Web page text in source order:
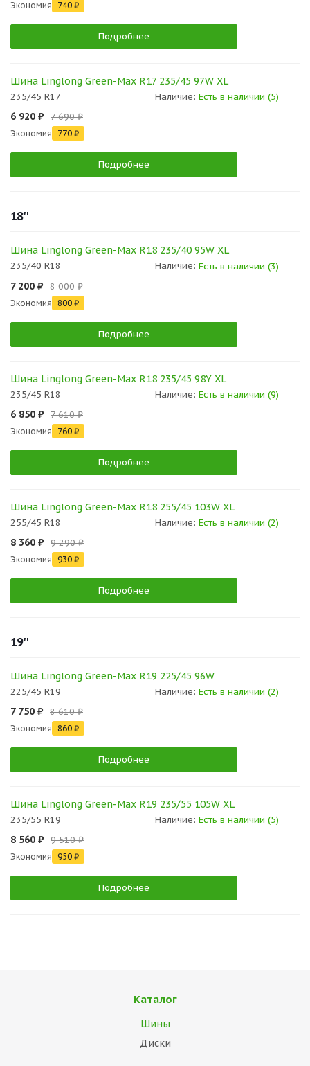
Экономия 740 ₽
Подробнее
Шина Linglong Green-Max R17 235/45 97W XL
235/45 R17 Наличие: Есть в наличии (5)
6 920 ₽ 7 690 ₽
Экономия 770 ₽
Подробнее
18''
Шина Linglong Green-Max R18 235/40 95W XL
235/40 R18 Наличие: Есть в наличии (3)
7 200 ₽ 8 000 ₽
Экономия 800 ₽
Подробнее
Шина Linglong Green-Max R18 235/45 98Y XL
235/45 R18 Наличие: Есть в наличии (9)
6 850 ₽ 7 610 ₽
Экономия 760 ₽
Подробнее
Шина Linglong Green-Max R18 255/45 103W XL
255/45 R18 Наличие: Есть в наличии (2)
8 360 ₽ 9 290 ₽
Экономия 930 ₽
Подробнее
19''
Шина Linglong Green-Max R19 225/45 96W
225/45 R19 Наличие: Есть в наличии (2)
7 750 ₽ 8 610 ₽
Экономия 860 ₽
Подробнее
Шина Linglong Green-Max R19 235/55 105W XL
235/55 R19 Наличие: Есть в наличии (5)
8 560 ₽ 9 510 ₽
Экономия 950 ₽
Подробнее
Каталог
Шины
Диски